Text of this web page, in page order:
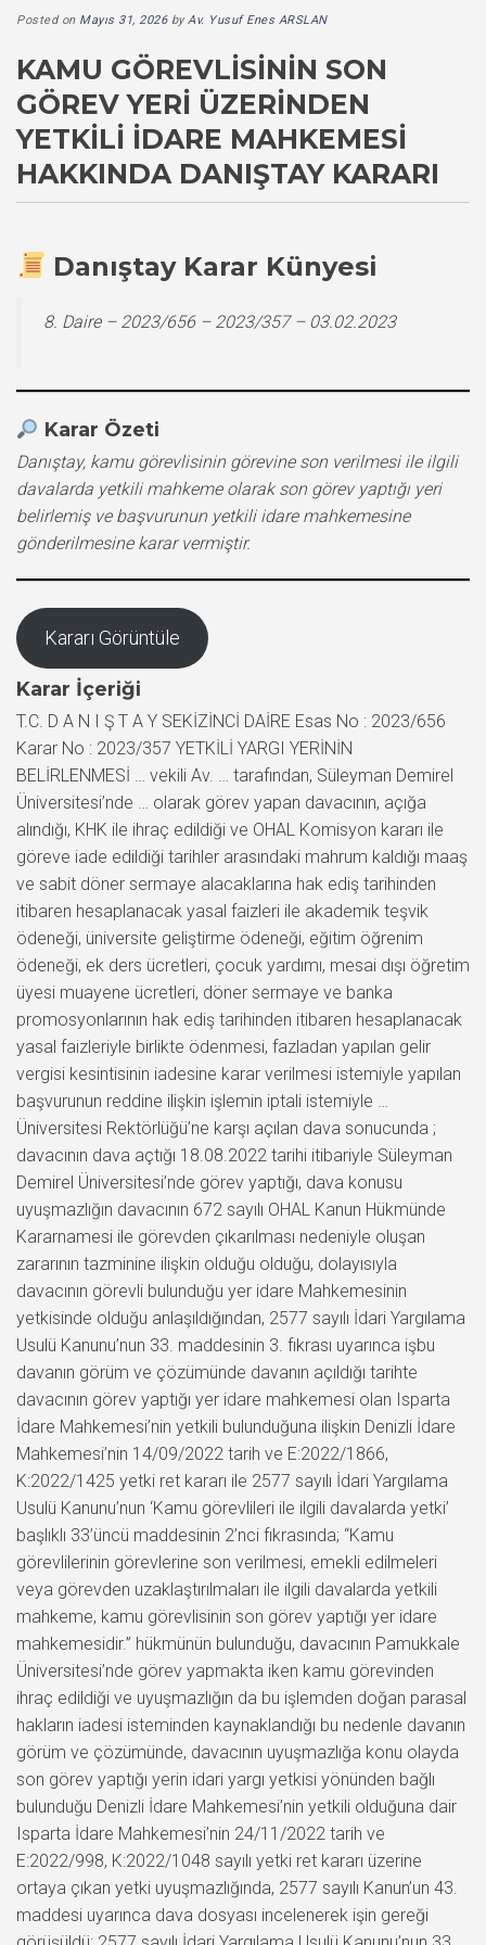
Posted on Mayıs 31, 2026byAv. Yusuf Enes ARSLAN
KAMU GÖREVLISININ SON
GÖREV YERI ÜZERINDEN
YETKILI İDARE MAHKEMESI
HAKKINDA DANIŞTAY KARARI
Danıştay Karar Künyesi
8. Daire – 2023/656 – 2023/357 – 03.02.2023
Karar Özeti
Danıştay, kamu görevlisinin görevine son verilmesi ile ilgili
davalarda yetkili mahkeme olarak son görev yaptığı yeri
belirlemiş ve başvurunun yetkili idare mahkemesine
gönderilmesine karar vermiştir.
Kararı Görüntüle
Karar İçeriği
T.C. D A N I Ş T A Y SEKİZİNCİ DAİRE Esas No : 2023/656
Karar No : 2023/357 YETKİLİ YARGI YERİNİN
BELİRLENMESİ … vekili Av. … tarafından, Süleyman Demirel
Üniversitesi’nde … olarak görev yapan davacının, açığa
alındığı, KHK ile ihraç edildiği ve OHAL Komisyon kararı ile
göreve iade edildiği tarihler arasındaki mahrum kaldığı maaş
ve sabit döner sermaye alacaklarına hak ediş tarihinden
itibaren hesaplanacak yasal faizleri ile akademik teşvik
ödeneği, üniversite geliştirme ödeneği, eğitim öğrenim
ödeneği, ek ders ücretleri, çocuk yardımı, mesai dışı öğretim
üyesi muayene ücretleri, döner sermaye ve banka
promosyonlarının hak ediş tarihinden itibaren hesaplanacak
yasal faizleriyle birlikte ödenmesi, fazladan yapılan gelir
vergisi kesintisinin iadesine karar verilmesi istemiyle yapılan
başvurunun reddine ilişkin işlemin iptali istemiyle …
Üniversitesi Rektörlüğü’ne karşı açılan dava sonucunda ;
davacının dava açtığı 18.08.2022 tarihi itibariyle Süleyman
Demirel Üniversitesi’nde görev yaptığı, dava konusu
uyuşmazlığın davacının 672 sayılı OHAL Kanun Hükmünde
Kararnamesi ile görevden çıkarılması nedeniyle oluşan
zararının tazminine ilişkin olduğu olduğu, dolayısıyla
davacının görevli bulunduğu yer idare Mahkemesinin
yetkisinde olduğu anlaşıldığından, 2577 sayılı İdari Yargılama
Usulü Kanunu’nun 33. maddesinin 3. fıkrası uyarınca işbu
davanın görüm ve çözümünde davanın açıldığı tarihte
davacının görev yaptığı yer idare mahkemesi olan Isparta
İdare Mahkemesi’nin yetkili bulunduğuna ilişkin Denizli İdare
Mahkemesi’nin 14/09/2022 tarih ve E:2022/1866,
K:2022/1425 yetki ret kararı ile 2577 sayılı İdari Yargılama
Usulü Kanunu’nun ‘Kamu görevlileri ile ilgili davalarda yetki’
başlıklı 33’üncü maddesinin 2’nci fıkrasında; “Kamu
görevlilerinin görevlerine son verilmesi, emekli edilmeleri
veya görevden uzaklaştırılmaları ile ilgili davalarda yetkili
mahkeme, kamu görevlisinin son görev yaptığı yer idare
mahkemesidir.” hükmünün bulunduğu, davacının Pamukkale
Üniversitesi’nde görev yapmakta iken kamu görevinden
ihraç edildiği ve uyuşmazlığın da bu işlemden doğan parasal
hakların iadesi isteminden kaynaklandığı bu nedenle davanın
görüm ve çözümünde, davacının uyuşmazlığa konu olayda
son görev yaptığı yerin idari yargı yetkisi yönünden bağlı
bulunduğu Denizli İdare Mahkemesi’nin yetkili olduğuna dair
Isparta İdare Mahkemesi’nin 24/11/2022 tarih ve
E:2022/998, K:2022/1048 sayılı yetki ret kararı üzerine
ortaya çıkan yetki uyuşmazlığında, 2577 sayılı Kanun’un 43.
maddesi uyarınca dava dosyası incelenerek işin gereği